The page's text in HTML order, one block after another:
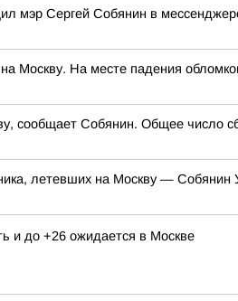
мэр Сергей Собянин в
На месте падения
сообщает Собянин. Общее число
летевших на Москву — Собянин
и до +26 ожидается в Москве